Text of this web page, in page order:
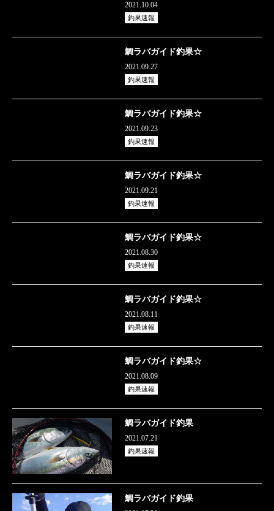
2021.10.04
釣果速報
鯛ラバガイド釣果☆
2021.09.27
釣果速報
鯛ラバガイド釣果☆
2021.09.23
釣果速報
鯛ラバガイド釣果☆
2021.09.21
釣果速報
鯛ラバガイド釣果☆
2021.08.30
釣果速報
鯛ラバガイド釣果☆
2021.08.11
釣果速報
鯛ラバガイド釣果☆
2021.08.09
釣果速報
鯛ラバガイド釣果
2021.07.21
釣果速報
鯛ラバガイド釣果